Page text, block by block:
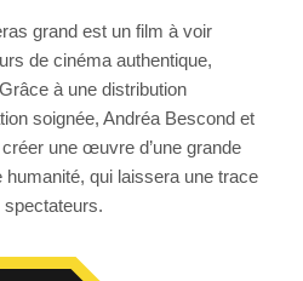
grand est un film à voir
de cinéma authentique,
à une distribution
soignée, Andréa Bescond et
une œuvre d’une grande
humanité, qui laissera une trace